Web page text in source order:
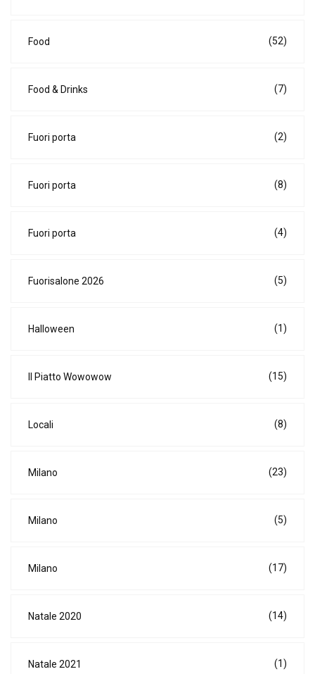
Food (52)
Food & Drinks (7)
Fuori porta (2)
Fuori porta (8)
Fuori porta (4)
Fuorisalone 2026 (5)
Halloween (1)
Il Piatto Wowowow (15)
Locali (8)
Milano (23)
Milano (5)
Milano (17)
Natale 2020 (14)
Natale 2021 (1)